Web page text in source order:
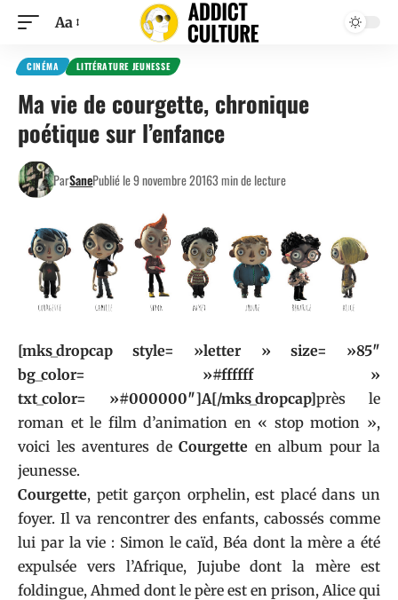
Aa
CINÉMA LITTÉRATURE JEUNESSE
Ma vie de courgette, chronique
poétique sur l’enfance
ParSanePublié le 9 novembre 20163 min de lecture
[mks_dropcap style= »letter » size= »85″
bg_color= »#ffffff »
txt_color= »#000000″]A[/mks_dropcap]près le
roman et le film d’animation en « stop motion »,
voici les aventures de Courgette en album pour la
jeunesse.
Courgette, petit garçon orphelin, est placé dans un
foyer. Il va rencontrer des enfants, cabossés comme
lui par la vie : Simon le caïd, Béa dont la mère a été
expulsée vers l’Afrique, Jujube dont la mère est
foldingue, Ahmed dont le père est en prison, Alice qui